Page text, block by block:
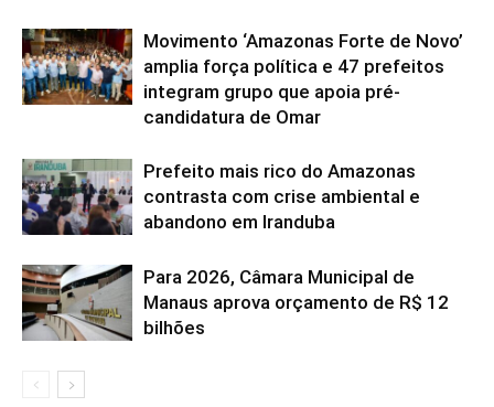
Movimento ‘Amazonas Forte de Novo’
amplia força política e 47 prefeitos
integram grupo que apoia pré-
candidatura de Omar
Prefeito mais rico do Amazonas
contrasta com crise ambiental e
abandono em Iranduba
Para 2026, Câmara Municipal de
Manaus aprova orçamento de R$ 12
bilhões